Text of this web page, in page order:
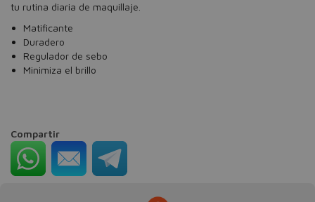
tu rutina diaria de maquillaje.
Matificante
Duradero
Regulador de sebo
Minimiza el brillo
Compartir